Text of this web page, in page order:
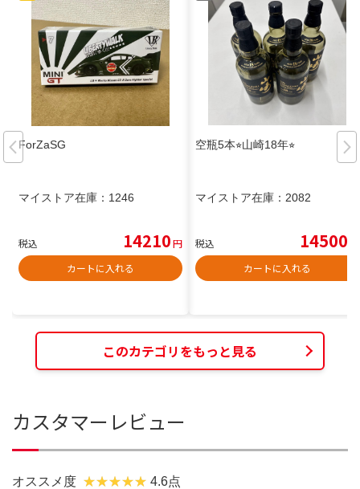
ForZaSG
マイストア在庫： 1246
税込 14210円
カートに入れる
空瓶5本⭐︎山崎18年⭐︎
マイストア在庫： 2082
税込 14500
カートに入れる
このカテゴリをもっと見る
カスタマーレビュー
オススメ度 4.6点